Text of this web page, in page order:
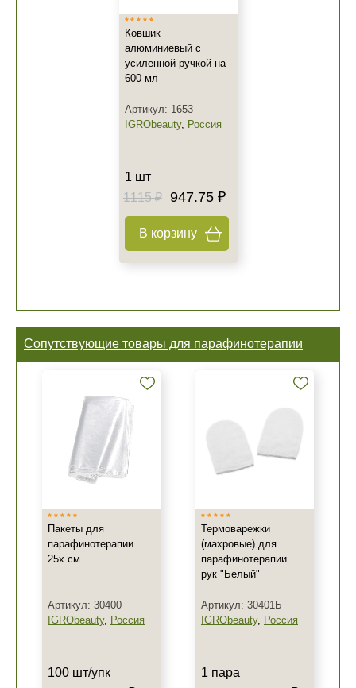
Ковшик
алюминиевый с
усиленной ручкой на
600 мл
Артикул: 1653
IGRObeauty, Россия
1 шт
1115 ₽ 947.75 ₽
В корзину
Сопутствующие товары для парафинотерапии
Пакеты для
парафинотерапии
25х см
Артикул: 30400
IGRObeauty, Россия
100 шт/упк
Термоварежки
(махровые) для
парафинотерапии
рук "Белый"
Артикул: 30401Б
IGRObeauty, Россия
1 пара